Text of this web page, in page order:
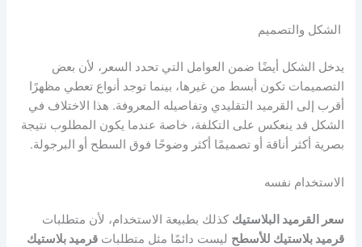
الشكل والتصميم
يدخل الشكل أيضًا ضمن العوامل التي تحدد السعر، لأن بعض
التصميمات تكون أبسط من غيرها، بينما توجد أنواع تعطي مظهرًا
أقرب إلى القرميد التقليدي وتفاصيله المعروفة. هذا الاختلاف في
الشكل قد ينعكس على التكلفة، خاصة عندما يكون المطلوب نتيجة
بصرية أكثر أناقة أو تصميمًا أكثر وضوحًا فوق السطح أو البرجولة.
الاستخدام نفسه
سعر القرميد البلاستيك كذلك بطبيعة الاستخدام، لأن متطلبات
قرميد بلاستيك للأسطح ليست دائمًا مثل متطلباتقرميد بلاستيك